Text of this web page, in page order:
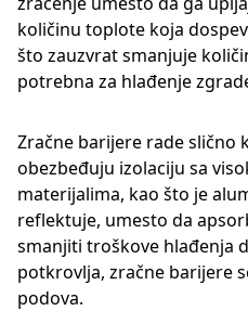
količinu toplote koja
što zauzvrat smanjuje
potrebna za hlađenje
Zračne barijere rade slično
obezbeđuju izolaciju sa
materijalima, kao što je
reflektuje, umesto da
smanjiti troškove hlađenja
potkrovlja, zračne barijere
podova.